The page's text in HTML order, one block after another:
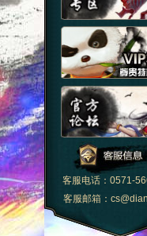
客服电话：0571-
客服邮箱：